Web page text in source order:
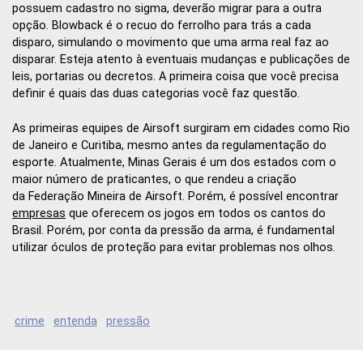
possuem cadastro no sigma, deverão migrar para a outra
opção. Blowback é o recuo do ferrolho para trás a cada
disparo, simulando o movimento que uma arma real faz ao
disparar. Esteja atento à eventuais mudanças e publicações de
leis, portarias ou decretos. A primeira coisa que você precisa
definir é quais das duas categorias você faz questão.
As primeiras equipes de Airsoft surgiram em cidades como Rio
de Janeiro e Curitiba, mesmo antes da regulamentação do
esporte. Atualmente, Minas Gerais é um dos estados com o
maior número de praticantes, o que rendeu a criação
da Federação Mineira de Airsoft. Porém, é possível encontrar
empresas que oferecem os jogos em todos os cantos do
Brasil. Porém, por conta da pressão da arma, é fundamental
utilizar óculos de proteção para evitar problemas nos olhos.
crime entenda pressão